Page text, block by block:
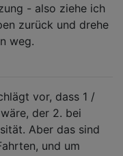
- also ziehe ich
zurück und drehe
weg.
vor, dass 1 /
der 2. bei
Aber das sind
und um